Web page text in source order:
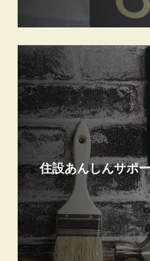
住設あんしんサポ